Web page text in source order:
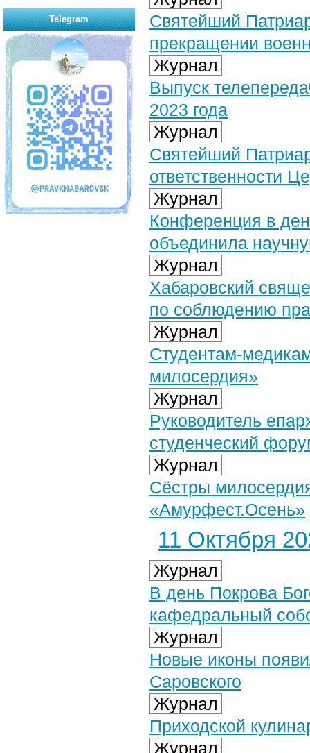
Святейший
прекращении
Журнал
Выпуск
2023 года
Журнал
Святейший
ответственности
Журнал
Конференция в
объединила
Журнал
Хабаровский
по соблюдению
Журнал
Студентам-
милосердия»
Журнал
Руководитель
студенческий
Журнал
Сёстры
«Амурфест.Осень»
11 Октября
Журнал
В день Покрова
кафедральный
Журнал
Новые иконы
Саровского
Журнал
Приходской
Журнал
Telegram